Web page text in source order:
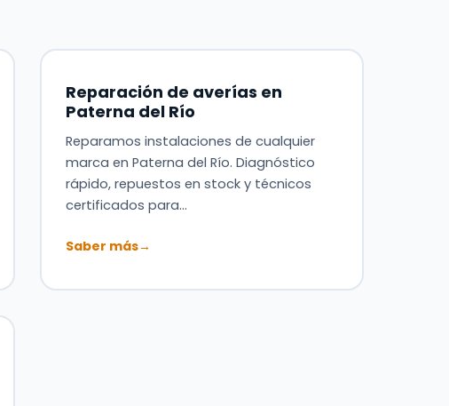
Reparación de averías en
Paterna del Río
Reparamos instalaciones de cualquier
marca en Paterna del Río. Diagnóstico
rápido, repuestos en stock y técnicos
certificados para…
Saber más→